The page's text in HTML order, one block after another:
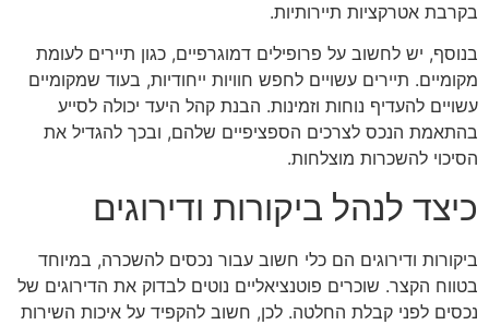
בקרבת אטרקציות תיירותיות.
בנוסף, יש לחשוב על פרופילים דמוגרפיים, כגון תיירים לעומת
מקומיים. תיירים עשויים לחפש חוויות ייחודיות, בעוד שמקומיים
עשויים להעדיף נוחות וזמינות. הבנת קהל היעד יכולה לסייע
בהתאמת הנכס לצרכים הספציפיים שלהם, ובכך להגדיל את
הסיכוי להשכרות מוצלחות.
כיצד לנהל ביקורות ודירוגים
ביקורות ודירוגים הם כלי חשוב עבור נכסים להשכרה, במיוחד
בטווח הקצר. שוכרים פוטנציאליים נוטים לבדוק את הדירוגים של
נכסים לפני קבלת החלטה. לכן, חשוב להקפיד על איכות השירות